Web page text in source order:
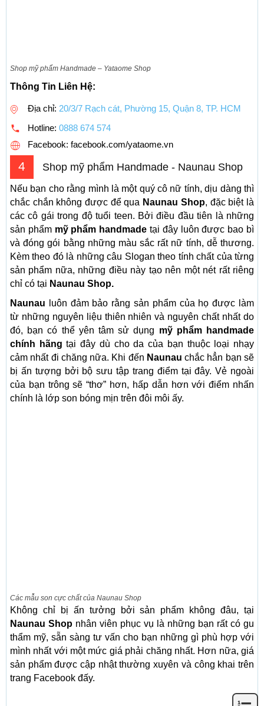
Shop mỹ phẩm Handmade – Yataome Shop
Thông Tin Liên Hệ:
Địa chỉ: 20/3/7 Rạch cát, Phường 15, Quận 8, TP. HCM
Hotline: 0888 674 574
Facebook: facebook.com/yataome.vn
4 Shop mỹ phẩm Handmade - Naunau Shop
Nếu bạn cho rằng mình là một quý cô nữ tính, dịu dàng thì
chắc chắn không được để qua Naunau Shop, đặc biệt là
các cô gái trong độ tuổi teen. Bởi điều đầu tiên là những
sản phẩm mỹ phẩm handmade tại đây luôn được bao bì
và đóng gói bằng những màu sắc rất nữ tính, dễ thương.
Kèm theo đó là những câu Slogan theo tính chất của từng
sản phẩm nữa, những điều này tạo nên một nét rất riêng
chỉ có tại Naunau Shop.
Naunau luôn đảm bảo rằng sản phẩm của họ được làm
từ những nguyên liệu thiên nhiên và nguyên chất nhất do
đó, bạn có thể yên tâm sử dụng mỹ phẩm handmade
chính hãng tại đây dù cho da của bạn thuộc loại nhạy
cảm nhất đi chăng nữa. Khi đến Naunau chắc hẳn bạn sẽ
bị ấn tượng bởi bộ sưu tập trang điểm tại đây. Vẻ ngoài
của bạn trông sẽ “thơ” hơn, hấp dẫn hơn với điểm nhấn
chính là lớp son bóng mịn trên đôi môi ấy.
Các mẫu son cực chất của Naunau Shop
Không chỉ bị ấn tưởng bởi sản phẩm không đâu, tại
Naunau Shop nhân viên phục vụ là những bạn rất có gu
thẩm mỹ, sẵn sàng tư vấn cho bạn những gì phù hợp với
mình nhất với một mức giá phải chăng nhất. Hơn nữa, giá
sản phẩm được cập nhật thường xuyên và công khai trên
trang Facebook đấy.